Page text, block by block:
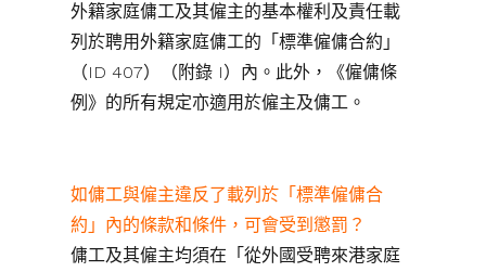
外籍家庭傭工及其僱主的基本權利及責任載
列於聘用外籍家庭傭工的「標準僱傭合約」
（ID 407）（附錄 I）內。此外，《僱傭條
例》的所有規定亦適用於僱主及傭工。
如傭工與僱主違反了載列於「標準僱傭合
約」內的條款和條件，可會受到懲罰？
傭工及其僱主均須在「從外國受聘來港家庭